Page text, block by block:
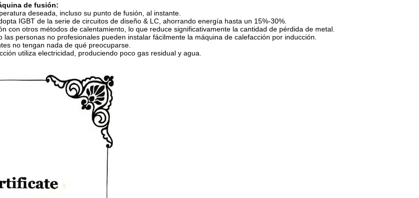
de fusión:
deseada, incluso su punto de fusión, al instante.
IGBT de la serie de circuitos de diseño & LC, ahorrando energía hasta un 15%-30%.
con otros métodos de calentamiento, lo que reduce significativamente la cantidad de pérdida de metal.
personas no profesionales pueden instalar fácilmente la máquina de calefacción por inducción.
no tengan nada de qué preocuparse.
utiliza electricidad, produciendo poco gas residual y agua.